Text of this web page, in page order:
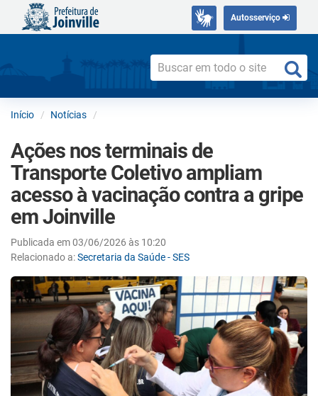
Autosserviço
Início Notícias
Ações nos terminais de
Transporte Coletivo ampliam
acesso à vacinação contra a gripe
em Joinville
Publicada em 03/06/2026 às 10:20
Relacionado a:Secretaria da Saúde - SES